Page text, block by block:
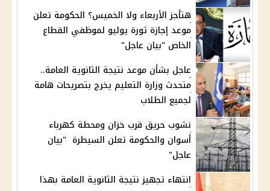
هتأجز الأربعاء ولا الخميس؟ الحكومة تعلن
موعد إجازة ثورة يوليو لموظفي القطاع
الخاص "بيان عاجل"
عاجل بشأن موعد نتيجة الثانوية العامة..
متحدث وزارة التعليم يخرج بتصريحات هامة
لجميع الطلاب
نشوب حريق قرب خزان ومحطة كهرباء
أسوان والحكومة تعلن السيطرة "بيان
عاجل"
انتهاء تجهيز نتيجة الثانوية العامة بهذا